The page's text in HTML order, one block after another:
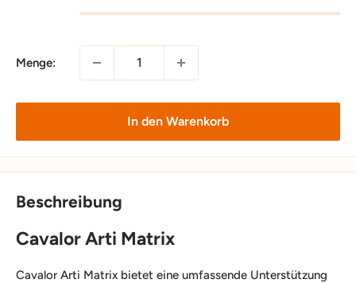
Menge:
In den Warenkorb
Beschreibung
Cavalor Arti Matrix
Cavalor Arti Matrix bietet eine umfassende Unterstützung